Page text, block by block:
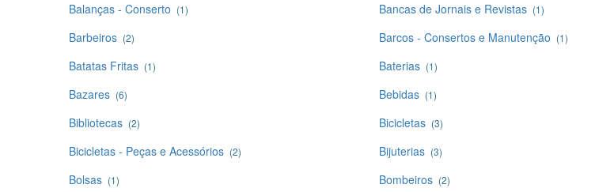
Balanças - Conserto (1) Bancas de Jornais e Revistas (1)
Barbeiros (2) Barcos - Consertos e Manutenção (1)
Batatas Fritas (1) Baterias (1)
Bazares (6) Bebidas (1)
Bibliotecas (2) Bicicletas (3)
Bicicletas - Peças e Acessórios (2) Bijuterias (3)
Bolsas (1) Bombeiros (2)